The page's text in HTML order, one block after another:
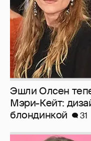
Эшли Олсен
Мэри-Кейт:
блондинкой
31